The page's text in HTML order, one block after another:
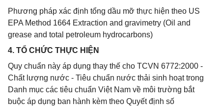
Phương pháp xác định tổng dầu mỡ thực hiện theo US
EPA Method 1664 Extraction and gravimetry (Oil and
grease and total petroleum hydrocarbons)
4. TỔ CHỨC THỰC HIỆN
Quy chuẩn này áp dụng thay thế cho TCVN 6772:2000 -
Chất lượng nước - Tiêu chuẩn nước thải sinh hoạt trong
Danh mục các tiêu chuẩn Việt Nam về môi trường bắt
buộc áp dụng ban hành kèm theo Quyết định số